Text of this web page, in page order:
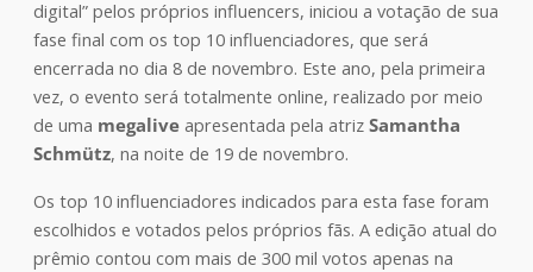
digital” pelos próprios influencers, iniciou a votação de sua
fase final com os top 10 influenciadores, que será
encerrada no dia 8 de novembro. Este ano, pela primeira
vez, o evento será totalmente online, realizado por meio
de uma megaliveapresentada pela atriz Samantha
Schmütz, na noite de 19 de novembro.
Os top 10 influenciadores indicados para esta fase foram
escolhidos e votados pelos próprios fãs. A edição atual do
prêmio contou com mais de 300 mil votos apenas na